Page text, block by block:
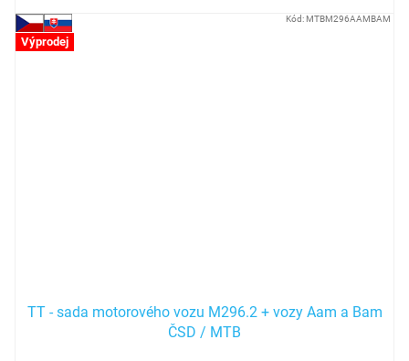
Výprodej
TT - sada motorového vozu M296.2 + vozy Aam a Bam
ČSD / MTB
Kód:MTBM296AAMBAM